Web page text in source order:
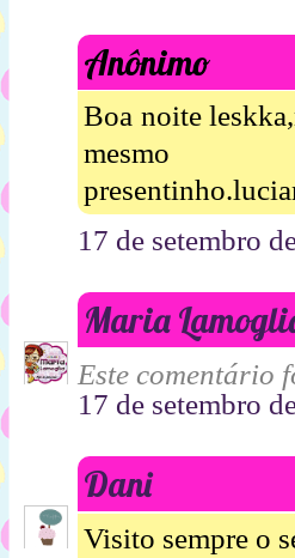
Anônimo
Boa noite
17 de setembro
Maria
Este comentário
17 de setembro
Dani
Visito sempre o